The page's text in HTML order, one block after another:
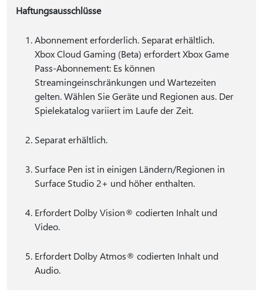
Haftungsausschlüsse
Abonnement erforderlich. Separat erhältlich.
Xbox Cloud Gaming (Beta) erfordert Xbox Game
Pass-Abonnement: Es können
Streamingeinschränkungen und Wartezeiten
gelten. Wählen Sie Geräte und Regionen aus. Der
Spielekatalog variiert im Laufe der Zeit.
Separat erhältlich.
Surface Pen ist in einigen Ländern/Regionen in
Surface Studio 2+ und höher enthalten.
Erfordert Dolby Vision® codierten Inhalt und
Video.
Erfordert Dolby Atmos® codierten Inhalt und
Audio.